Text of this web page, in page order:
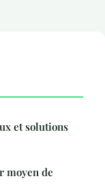
et solutions
moyen de